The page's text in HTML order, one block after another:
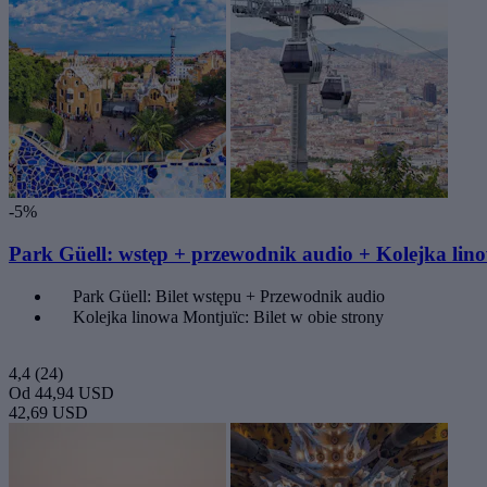
-5%
Park Güell: wstęp + przewodnik audio + Kolejka
Park Güell: Bilet wstępu + Przewodnik audio
Kolejka linowa Montjuïc: Bilet w obie strony
4,4 (24)
Od 44,94 USD
42,69 USD